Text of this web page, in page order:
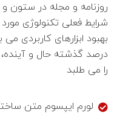
روزنامه و مجله در ستون
شرایط فعلی تکنولوژی
بهبود ابزارهای کاربردی
درصد گذشته حال و
را می طلبد
لورم ایپسوم متن